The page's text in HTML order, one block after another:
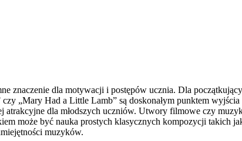
znaczenie dla motywacji i postępów ucznia. Dla
„Mary Had a Little Lamb” są doskonałym punktem
atrakcyjne dla młodszych uczniów. Utwory filmowe czy
może być nauka prostych klasycznych kompozycji takich
muzyków.